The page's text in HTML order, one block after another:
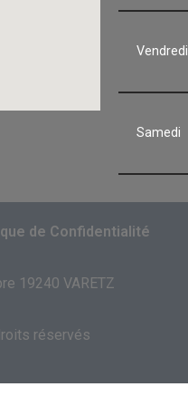
Vendredi
Samedi
de Confidentialité
19240 VARETZ
réservés